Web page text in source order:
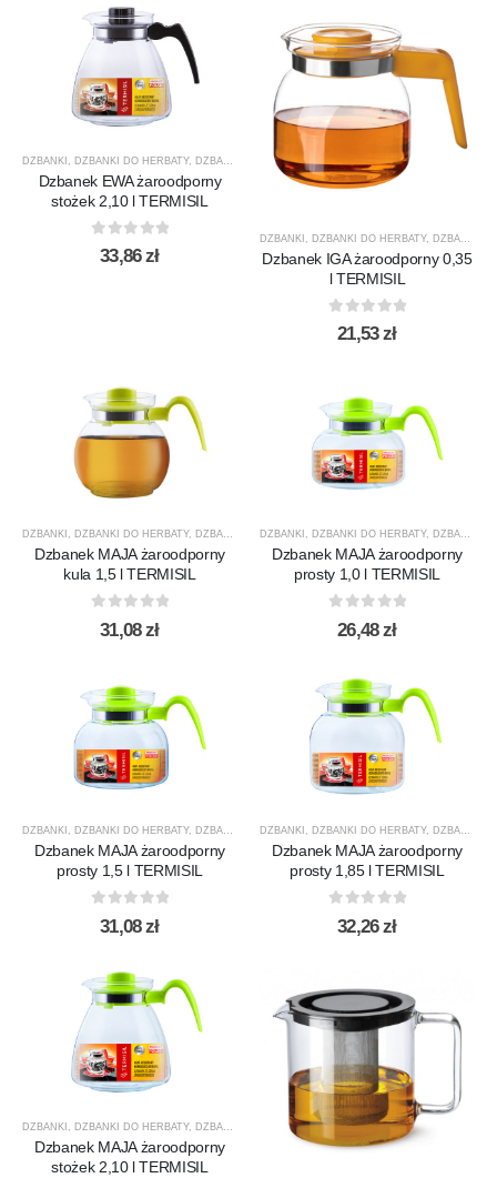
DZBANKI , DZBANKI DO HERBATY, DZBANKI DO KAWY ,PRODUCENCI PRODUKTY
Dzbanek EWA żaroodporny
stożek 2,10 l TERMISIL
out of 5
33,86zł
DZBANKI DZBANKI DO HERBATY, DZBANKI DO KAWY
Dzbanek IGA żaroodporny 0,35
l TERMISIL
out of 5
21,53zł
DZBANKI , DZBANKI DO HERBATY, DZBANKI DO KAWY ,PRODUCENCI, PRODUKTY ,TERMISIL
Dzbanek MAJA żaroodporny
kula 1,5 l TERMISIL
out of 5
31,08zł
DZBANKI , DZBANKI DO HERBATY, DZBANKI DO KAWY
Dzbanek MAJA żaroodporny
prosty 1,0 l TERMISIL
out of 5
26,48zł
DZBANKI , DZBANKI DO HERBATY, DZBANKI DO KAWY ,PRODUCENCI, PRODUKTY ,TERMISIL
Dzbanek MAJA żaroodporny
prosty 1,5 l TERMISIL
out of 5
31,08zł
DZBANKI , DZBANKI DO HERBATY, DZBANKI DO KAWY
Dzbanek MAJA żaroodporny
prosty 1,85 l TERMISIL
out of 5
32,26zł
DZBANKI , DZBANKI DO HERBATY, DZBANKI DO KAWY ,PRODUCENCI,PRODUKTY
Dzbanek MAJA żaroodporny
stożek 2,10 l TERMISIL